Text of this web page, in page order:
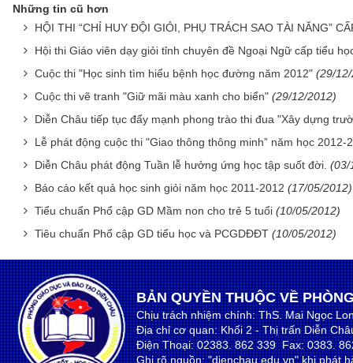
Những tin cũ hơn
HỘI THI “CHỈ HUY ĐỘI GIỎI, PHỤ TRÁCH SAO TÀI NĂNG”
Hội thi Giáo viên dạy giỏi tỉnh chuyên đề Ngoại Ngữ cấp tiểu
Cuộc thi "Học sinh tìm hiểu bệnh học đường năm 2012" (29/
Cuộc thi vẽ tranh "Giữ mãi màu xanh cho biển" (29/12/2012)
Diễn Châu tiếp tục đẩy mạnh phong trào thi đua "Xây dựng
Lễ phát động cuộc thi "Giao thông thông minh” năm học 2012-
Diễn Châu phát động Tuần lễ hưởng ứng học tập suốt đời. (03/
Báo cáo kết quả học sinh giỏi năm học 2011-2012 (17/05/2012)
Tiểu chuẩn Phổ cập GD Mầm non cho trẻ 5 tuổi (10/05/2012)
Tiêu chuẩn Phổ cập GD tiểu học và PCGDĐĐT (10/05/2012)
BẢN QUYỀN THUỘC VỀ
Chịu trách nhiệm chính: ThS. Mai Ngọc
Địa chỉ cơ quan: Khối 2 - Thị trấn Diễn
Điện Thoại: 02383. 862 339 Fax: 0383.
Ghi rõ nguồn: "dienchau.edu.vn" khi phát